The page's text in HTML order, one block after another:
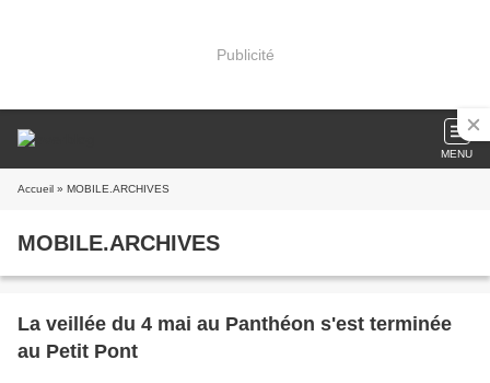
Publicité
MENU
Accueil » MOBILE.ARCHIVES
MOBILE.ARCHIVES
La veillée du 4 mai au Panthéon s'est terminée
au Petit Pont